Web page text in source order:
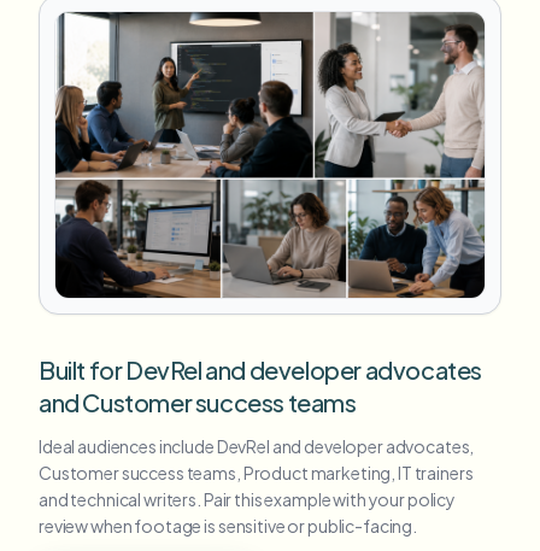
Built for DevRel and developer advocates
and Customer success teams
Ideal audiences include DevRel and developer advocates,
Customer success teams, Product marketing, IT trainers
and technical writers. Pair this example with your policy
review when footage is sensitive or public-facing.